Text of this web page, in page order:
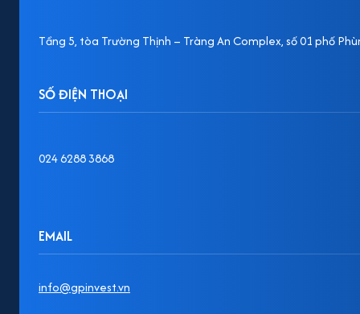
Tầng 5, tòa Trường Thịnh – Tràng An Complex, số 01 phố
SỐ ĐIỆN THOẠI
024 6288 3868
EMAIL
info@gpinvest.vn